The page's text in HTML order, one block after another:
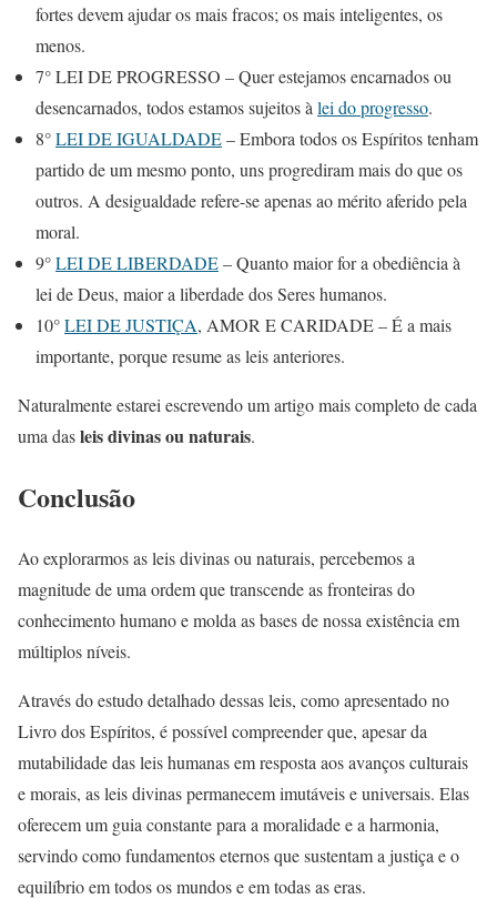
fortes devem ajudar os mais fracos; os mais inteligentes, os
menos.
7° LEI DE PROGRESSO – Quer estejamos encarnados ou
desencarnados, todos estamos sujeitos à lei do progresso.
8°LEI DE IGUALDADE– Embora todos os Espíritos tenham
partido de um mesmo ponto, uns progrediram mais do que os
outros. A desigualdade refere-se apenas ao mérito aferido pela
moral.
9°LEI DE LIBERDADE– Quanto maior for a obediência à
lei de Deus, maior a liberdade dos Seres humanos.
10°LEI DE JUSTIÇA, AMOR E CARIDADE – É a mais
importante, porque resume as leis anteriores.
Naturalmente estarei escrevendo um artigo mais completo de cada
uma dasleis divinas ou naturais.
Conclusão
Ao explorarmos as leis divinas ou naturais, percebemos a
magnitude de uma ordem que transcende as fronteiras do
conhecimento humano e molda as bases de nossa existência em
múltiplos níveis.
Através do estudo detalhado dessas leis, como apresentado no
Livro dos Espíritos, é possível compreender que, apesar da
mutabilidade das leis humanas em resposta aos avanços culturais
e morais, as leis divinas permanecem imutáveis e universais. Elas
oferecem um guia constante para a moralidade e a harmonia,
servindo como fundamentos eternos que sustentam a justiça e o
equilíbrio em todos os mundos e em todas as eras.